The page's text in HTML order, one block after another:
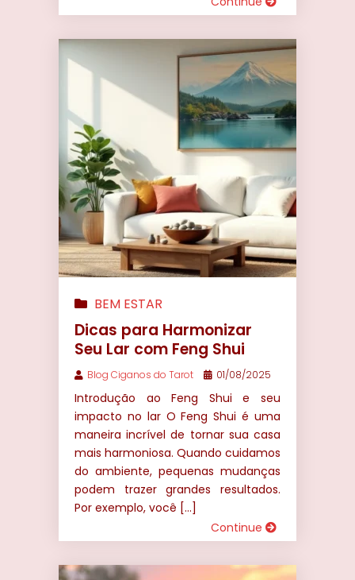
BEM ESTAR
Dicas para Harmonizar
Seu Lar com Feng Shui
Blog Ciganos do Tarot 01/08/2025
Introdução ao Feng Shui e seu
impacto no lar O Feng Shui é uma
maneira incrível de tornar sua casa
mais harmoniosa. Quando cuidamos
do ambiente, pequenas mudanças
podem trazer grandes resultados.
Por exemplo, você […]
Continue